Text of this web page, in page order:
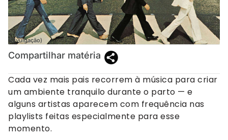
(Divulgação)
Compartilhar matéria
Cada vez mais pais recorrem à música para criar
um ambiente tranquilo durante o parto — e
alguns artistas aparecem com frequência nas
playlists feitas especialmente para esse
momento.